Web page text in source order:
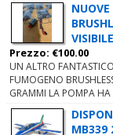
Prezzo: €100.00
UN ALTRO
FUMOGENO
GRAMMI LA POMPA HA
MB339